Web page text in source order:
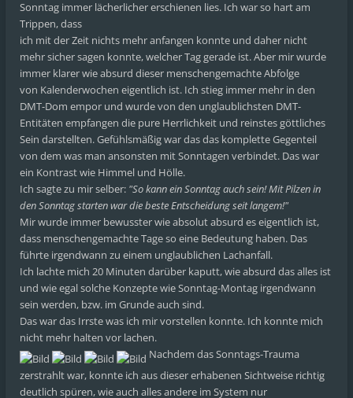
Sonntag immer lächerlicher erschienen lies. Ich war so hart am
Trippen, dass
ich mit der Zeit nichts mehr anfangen konnte und daher nicht
mehr sicher sagen konnte, welcher Tag gerade ist. Aber mir wurde
immer klarer wie absurd dieser menschengemachte Abfolge
von Kalenderwochen eigentlich ist. Ich stieg immer mehr in den
DMT-Dom empor und wurde von den unglaublichsten DMT-
Entitäten empfangen die pure Herrlichkeit und reinstes göttliches
Sein darstellten. Gefühlsmäßig war das das komplette Gegenteil
von dem was man ansonsten mit Sonntagen verbindet. Das war
ein Kontrast wie Himmel und Hölle.
Ich sagte zu mir selber: "So kann ein Sonntag auch sein! Mit Pilzen in
den Sonntag starten war die beste Entscheidung seit langem!"
Mir wurde immer bewusster wie absolut absurd es eigentlich ist,
dass menschengemachte Tage so eine Bedeutung haben. Das
führte irgendwann zu einem unglaublichen Lachanfall.
Ich lachte mich 20 Minuten darüber kaputt, wie absurd das alles ist
und wie egal solche Konzepte wie Sonntag-Montag irgendwann
sein werden, bzw. im Grunde auch sind.
Das war das Irrste was ich mir vorstellen konnte. Ich konnte mich
nicht mehr halten vor lachen.
Nachdem das Sonntags-Trauma
zerstrahlt war, konnte ich aus dieser erhabenen Sichtweise richtig
deutlich spüren, wie auch alles andere im System nur